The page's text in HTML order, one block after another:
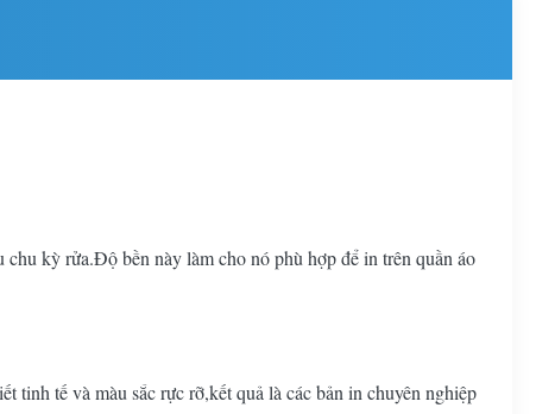
kỳ rửa.Độ bền này làm cho nó phù hợp để in trên quần áo
tế và màu sắc rực rỡ,kết quả là các bản in chuyên nghiệp